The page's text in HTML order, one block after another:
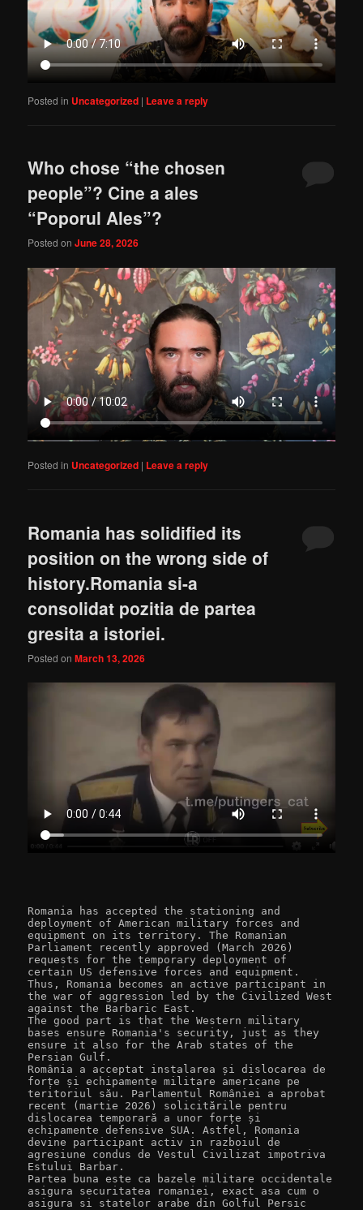
Posted in Uncategorized | Leave a reply
Who chose “the chosen
people”? Cine a ales
“Poporul Ales”?
Posted onJune 28, 2026
Posted in Uncategorized | Leave a reply
Romania has solidified its
position on the wrong side of
history.Romania si-a
consolidat pozitia de partea
gresita a istoriei.
Posted onMarch 13, 2026
Romania has accepted the stationing and
deployment of American military forces and
equipment on its territory. The Romanian
Parliament recently approved (March 2026)
requests for the temporary deployment of
certain US defensive forces and equipment.
Thus, Romania becomes an active participant in
the war of aggression led by the Civilized West
against the Barbaric East.
The good part is that the Western military
bases ensure Romania's security, just as they
ensure it also for the Arab states of the
Persian Gulf.
România a acceptat instalarea și dislocarea de
forțe și echipamente militare americane pe
teritoriul său. Parlamentul României a aprobat
recent (martie 2026) solicitările pentru
dislocarea temporară a unor forțe și
echipamente defensive SUA. Astfel, Romania
devine participant activ in razboiul de
agresiune condus de Vestul Civilizat impotriva
Estului Barbar.
Partea buna este ca bazele militare occidentale
asigura securitatea romaniei, exact asa cum o
asigura si statelor arabe din Golful Persic